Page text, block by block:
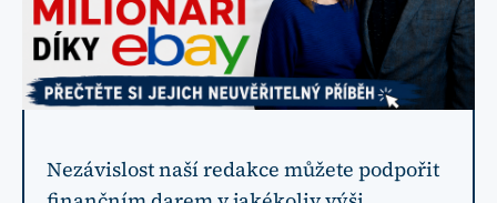
Nezávislost naší redakce můžete podpořit